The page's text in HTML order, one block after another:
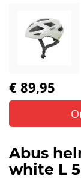
€ 89,95
Abus
white L